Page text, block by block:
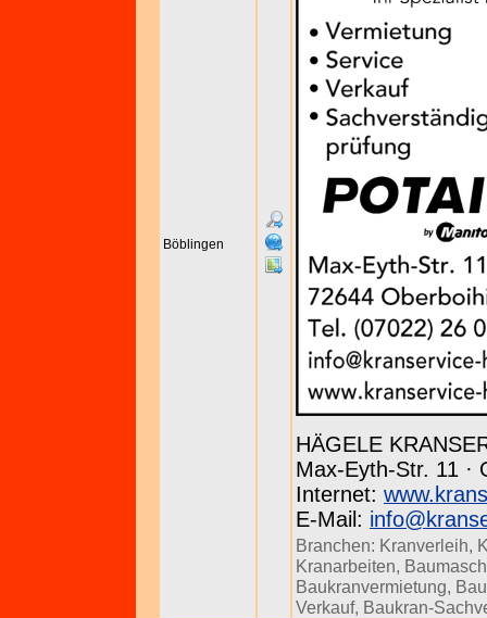
Böblingen
HÄGELE
Max-Eyth-Str. 11 ·
Internet:
E-Mail:
Branchen: Kranverleih,
Kranarbeiten,
Baukranvermietung,
Verkauf, Baukran-